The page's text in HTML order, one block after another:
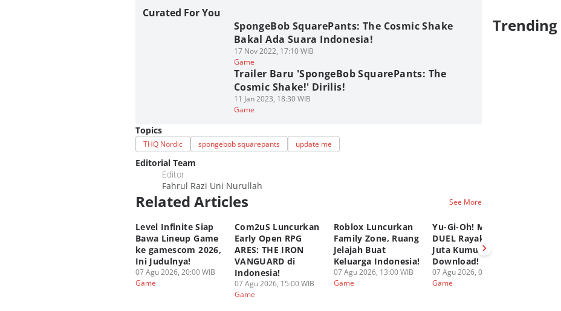
Curated For You
SpongeBob SquarePants: The Cosmic Shake
Bakal Ada Suara Indonesia!
17 Nov 2022, 17:10 WIB
Game
Trailer Baru 'SpongeBob SquarePants: The
Cosmic Shake!' Dirilis!
11 Jan 2023, 18:30 WIB
Game
Topics
THQ Nordic spongebob squarepants update me
Editorial Team
Editor
Fahrul Razi Uni Nurullah
Related Articles See More
Level Infinite Siap
Bawa Lineup Game
ke gamescom 2026,
Ini Judulnya!
07 Agu 2026, 20:00 WIB
Game
Com2uS Luncurkan
Early Open RPG
ARES: THE IRON
VANGUARD di
Indonesia!
07 Agu 2026, 15:00 WIB
Game
Roblox Luncurkan
Family Zone, Ruang
Jelajah Buat
Keluarga Indonesia!
07 Agu 2026, 13:00 WIB
Game
Yu-Gi-Oh! MASTER
DUEL Rayakan 100
Juta Kumulatif
Download!
07 Agu 2026, 08:00 WIB
Game
06 Agu
Trending